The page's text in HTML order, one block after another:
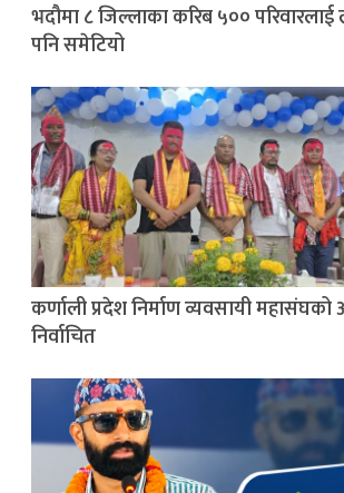
भदौमा ८ जिल्लाका करिब ५०० परिवारलाई
पनि समेटियो
कर्णाली प्रदेश निर्माण व्यवसायी महासंघको
निर्वाचित